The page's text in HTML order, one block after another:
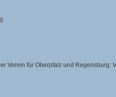
Verein für Oberpfalz und Regensburg: